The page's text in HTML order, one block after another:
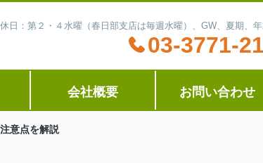
日：第２・４水曜（春日部支店は毎週水曜）、GW、夏期、
03-3771-
会社概要 お問い合わせ
意点を解説